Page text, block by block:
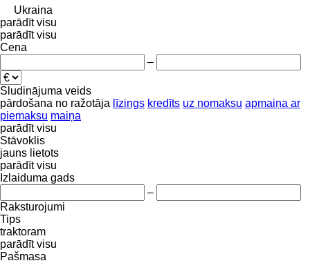
Ukraina
parādīt visu
parādīt visu
Cena
–
Sludinājuma veids
pārdošana no ražotāja līzings kredīts uz nomaksu apmaiņa ar
piemaksu maiņa
parādīt visu
Stāvoklis
jauns lietots
parādīt visu
Izlaiduma gads
–
Raksturojumi
Tips
traktoram
parādīt visu
Pašmasa